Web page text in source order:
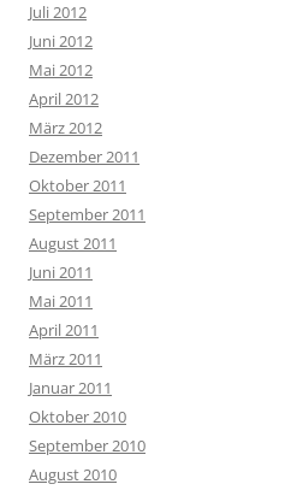
Juli 2012
Juni 2012
Mai 2012
April 2012
März 2012
Dezember 2011
Oktober 2011
September 2011
August 2011
Juni 2011
Mai 2011
April 2011
März 2011
Januar 2011
Oktober 2010
September 2010
August 2010